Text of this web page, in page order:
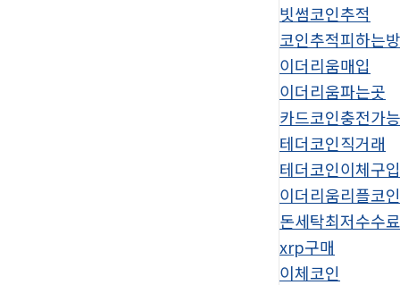
빗썸코인추적
코인추적피하는
이더리움매입
이더리움파는곳
카드코인충전가능
테더코인직거래
테더코인이체구입
이더리움리플코
돈세탁최저수수료
xrp구매
이체코인